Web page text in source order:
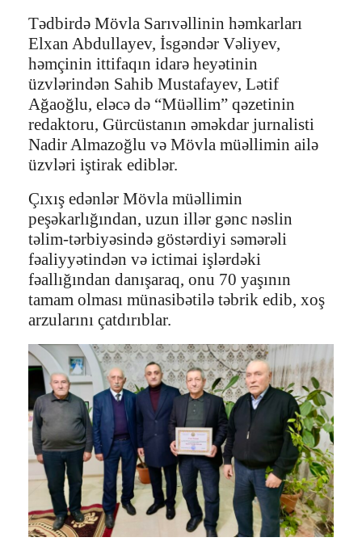
Tədbirdə Mövla Sarıvəllinin həmkarları
Elxan Abdullayev, İsgəndər Vəliyev,
həmçinin ittifaqın idarə heyətinin
üzvlərindən Sahib Mustafayev, Lətif
Ağaoğlu, eləcə də “Müəllim” qəzetinin
redaktoru, Gürcüstanın əməkdar jurnalisti
Nadir Almazoğlu və Mövla müəllimin ailə
üzvləri iştirak ediblər.
Çıxış edənlər Mövla müəllimin
peşəkarlığından, uzun illər gənc nəslin
təlim-tərbiyəsində göstərdiyi səmərəli
fəaliyyətindən və ictimai işlərdəki
fəallığından danışaraq, onu 70 yaşının
tamam olması münasibətilə təbrik edib, xoş
arzularını çatdırıblar.